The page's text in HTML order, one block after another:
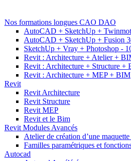
Nos formations longues CAO DAO
AutoCAD + SketchUp +
AutoCAD + SketchUp + Fusion
SketchUp + Vray + Photoshop -
Revit : Architecture + Atelier +
Revit : Architecture + Structure +
Revit : Architecture + MEP + BIM
Revit
Revit Architecture
Revit Structure
Revit MEP
Revit et le Bim
Revit Modules Avancés
Atelier de création d’une
Familles paramétriques et
Autocad